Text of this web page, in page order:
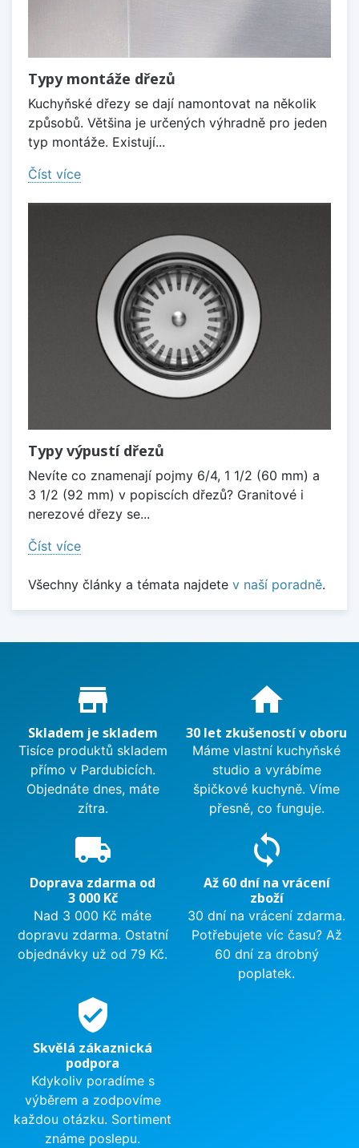
Typy montáže dřezů
Kuchyňské dřezy se dají namontovat na několik
způsobů. Většina je určených výhradně pro jeden
typ montáže. Existují...
Číst více
Typy výpustí dřezů
Nevíte co znamenají pojmy 6/4, 1 1/2 (60 mm) a
3 1/2 (92 mm) v popiscích dřezů? Granitové i
nerezové dřezy se...
Číst více
Všechny články a témata najdete v naší poradně.
Proč nakupovat u nás?
store_mall_directory
Skladem je skladem
Tisíce produktů skladem
přímo v Pardubicích.
Objednáte dnes, máte
zítra.
home
30 let zkušeností v oboru
Máme vlastní kuchyňské
studio a vyrábíme
špičkové kuchyně. Víme
přesně, co funguje.
local_shipping
Doprava zdarma od
3 000 Kč
Nad 3 000 Kč máte
dopravu zdarma. Ostatní
objednávky už od 79 Kč.
sync
Až 60 dní na vrácení
zboží
30 dní na vrácení zdarma.
Potřebujete víc času? Až
60 dní za drobný
poplatek.
verified_user
Skvělá zákaznická
podpora
Kdykoliv poradíme s
výběrem a zodpovíme
každou otázku. Sortiment
známe poslepu.